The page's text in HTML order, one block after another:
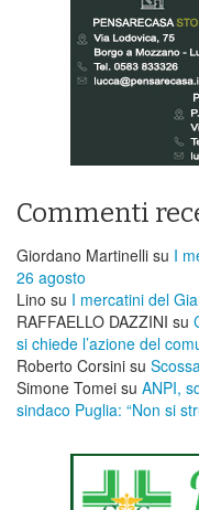
Commenti
Giordano Martinelli su I
26 agosto
Lino su I mercatini del
RAFFAELLO DAZZINI su
si chiede l’azione del
Roberto Corsini su
Simone Tomei su ANPI,
sindaco Puglia: “Non si